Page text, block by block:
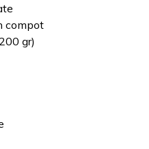
compot
gr)